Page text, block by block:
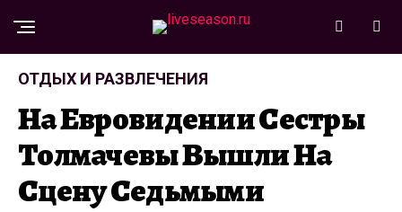
ОТДЫХ И РАЗВЛЕЧЕНИЯ
На Евровидении Сестры
Толмачевы Вышли На
Сцену Седьмыми